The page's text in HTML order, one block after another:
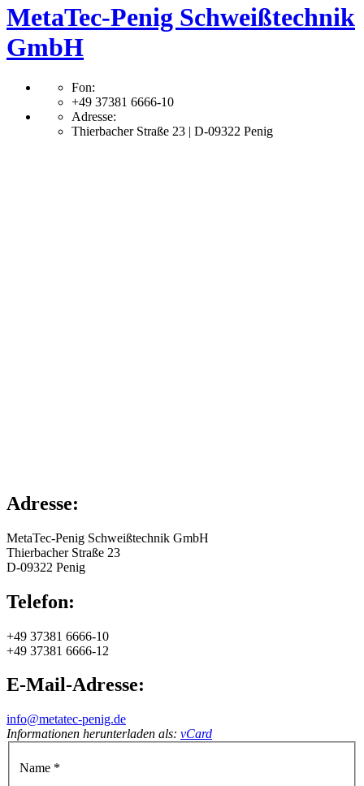
MetaTec-Penig Schweißtechnik
GmbH
Fon:
+49 37381 6666-10
Adresse:
Thierbacher Straße 23 | D-09322 Penig
Adresse:
MetaTec-Penig Schweißtechnik GmbH
Thierbacher Straße 23
D-09322 Penig
Telefon:
+49 37381 6666-10
+49 37381 6666-12
E-Mail-Adresse:
info@metatec-penig.de
Informationen herunterladen als: vCard
Name *